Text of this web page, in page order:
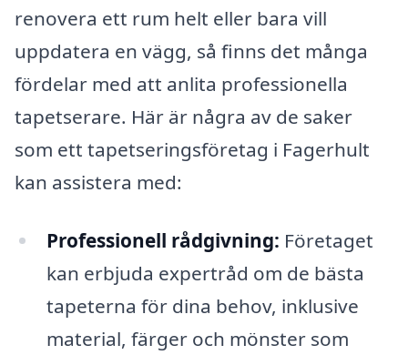
renovera ett rum helt eller bara vill
uppdatera en vägg, så finns det många
fördelar med att anlita professionella
tapetserare. Här är några av de saker
som ett tapetseringsföretag i Fagerhult
kan assistera med:
Professionell rådgivning: Företaget
kan erbjuda expertråd om de bästa
tapeterna för dina behov, inklusive
material, färger och mönster som